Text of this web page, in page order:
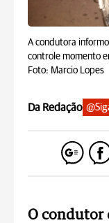
A condutora
controle momento
Foto: Marcio Lopes
Da Redação
O condutor